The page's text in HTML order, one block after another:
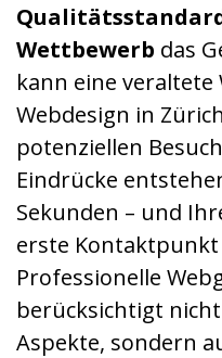
Wettbewerb das
kann eine
Webdesign in
potenziellen
Eindrücke
Sekunden – und
erste
Professionelle
berücksichtigt
Aspekte, sondern